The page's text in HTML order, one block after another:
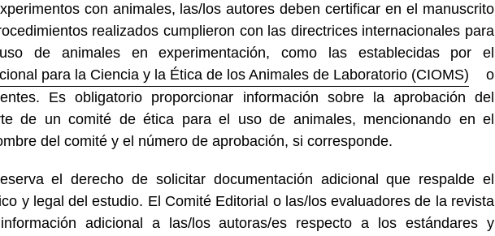
con animales, las/los autores deben certificar en el manuscrito
realizados cumplieron con las directrices internacionales para
de animales en experimentación, como las establecidas por el
para la Ciencia y la Ética de los Animales de Laboratorio (CIOMS) o
Es obligatorio proporcionar información sobre la aprobación del
de un comité de ética para el uso de animales, mencionando en el
del comité y el número de aprobación, si corresponde.
el derecho de solicitar documentación adicional que respalde el
y legal del estudio. El Comité Editorial o las/los evaluadores de la revista
adicional a las/los autoras/es respecto a los estándares y